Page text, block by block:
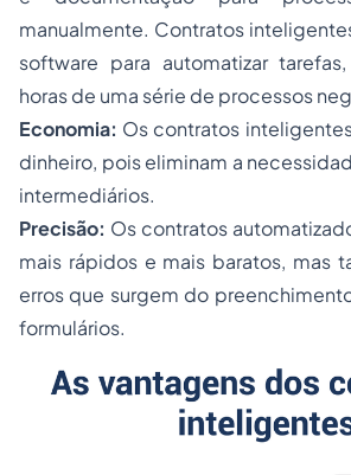
manualmente. Contratos
software para automatizar
horas de uma série de processos
Economia: Os contratos
dinheiro, pois eliminam a
intermediários.
Precisão: Os contratos
mais rápidos e mais baratos, mas
erros que surgem do
formulários.